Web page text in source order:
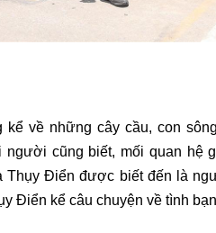
kể về những cây cầu, con
cũng biết, mối quan hệ
Điển được biết đến là
Điển kể câu chuyện về tình